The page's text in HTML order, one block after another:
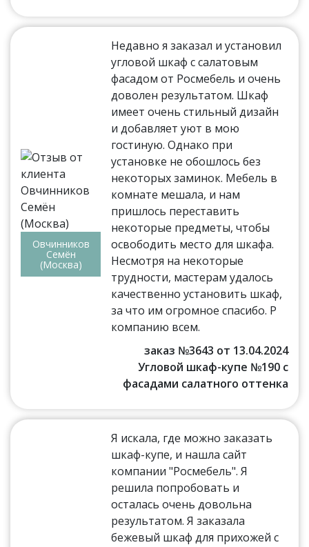
Овчинников
Семён
(Москва)
Недавно я заказал и установил
угловой шкаф с салатовым
фасадом от Росмебель и очень
доволен результатом. Шкаф
имеет очень стильный дизайн
и добавляет уют в мою
гостиную. Однако при
установке не обошлось без
некоторых заминок. Мебель в
комнате мешала, и нам
пришлось переставить
некоторые предметы, чтобы
освободить место для шкафа.
Несмотря на некоторые
трудности, мастерам удалось
качественно установить шкаф,
за что им огромное спасибо. Р
компанию всем.
заказ №3643 от 13.04.2024
Угловой шкаф-купе №190 с
фасадами салатного оттенка
Я искала, где можно заказать
шкаф-купе, и нашла сайт
компании "Росмебель". Я
решила попробовать и
осталась очень довольна
результатом. Я заказала
бежевый шкаф для прихожей с